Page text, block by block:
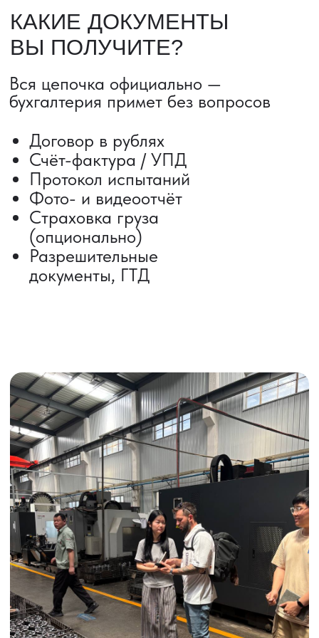
ВЫКУП ТОВАРОВ ИЗ КИТАЯ
Выкуп от 1 000 000 ₽
Выкуп с Alibaba
ИНДИВИДУАЛЬНЫЕ УСЛУГИ
Выгодные условия
Сертификация грузов
Консолидация грузов
Сопровождение грузов
Таможенное оформление
Страхование груза
Временное хранение
Организация производства
Проверка качества товара
Оплата и переговоры
с поставщиком
Инспекция поставщика
Получить консультацию
ДОСТАВКА ТОВАРОВ ИЗ КИТАЯ
Сроки от 5 дней
Авиадоставка
Сборный груз
Железнодорожные перевозки
Автогрузоперевозки
Контейнерные перевозки
Доставка образцов
Получить консультацию